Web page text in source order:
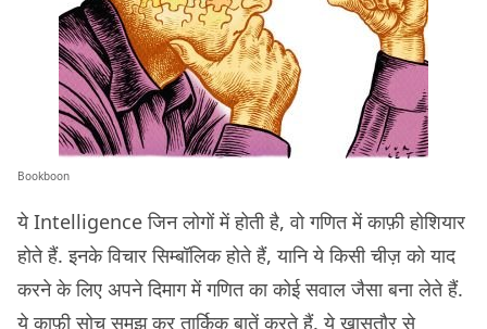
Bookboon
ये Intelligence जिन लोगों में होती है, वो गणित में काफ़ी होशियार
होते हैं. इनके विचार सिम्बॉलिक होते हैं, यानि ये किसी चीज़ को याद
करने के लिए अपने दिमाग में गणित का कोई सवाल जैसा बना लेते हैं.
ये काफ़ी सोच समझ कर तार्किक बातें करते हैं. ये ख़ासतौर से